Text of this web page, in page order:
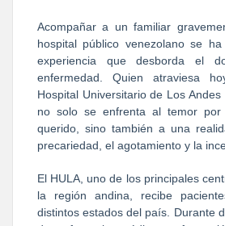
Acompañar a un familiar
hospital público venezolano se
experiencia que desborda el
enfermedad. Quien atraviesa
Hospital Universitario de Los Andes
no solo se enfrenta al temor
querido, sino también a una
precariedad, el agotamiento y la
El HULA, uno de los principales
la región andina, recibe
distintos estados del país. Durante